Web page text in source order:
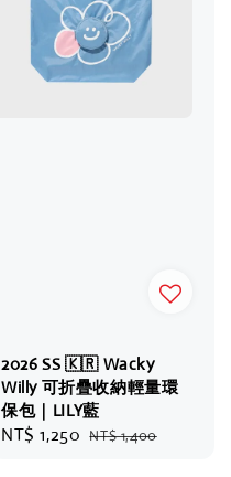
2026 SS 🇰🇷 Wacky
Willy 可折疊收納輕量環
保包｜LILY藍
Sale
NT$ 1,250 Regular
NT$ 1,400